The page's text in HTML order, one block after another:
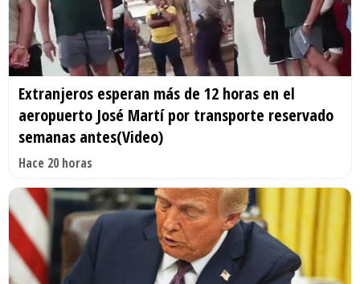
Extranjeros esperan más de 12 horas en el
aeropuerto José Martí por transporte reservado
semanas antes(Video)
Hace 20 horas